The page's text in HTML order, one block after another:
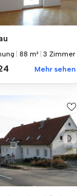
|88 m² |3 Zimmer
Mehr sehen